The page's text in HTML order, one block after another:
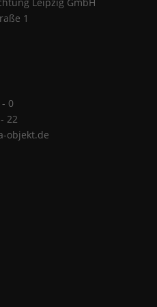
1
0
22
objekt.de